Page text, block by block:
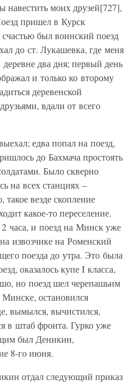
моих друзей[727],
пришел в Курск
был воинский поезд
до ст. Лукашевка, где меня
два дня; первый день
и только ко второму
деревенской
вдали от всего
едва попал на поезд,
до Бахмача простоять
Было скверно
на всех станциях –
везде скопление
какое-то переселение.
часа, и поезд на Минск уже
извозчике на Роменский
поезда до утра. Это была
оказалось купе I класса,
но поезд шел черепашьим
остановился
вымылся, вычистился,
в штаб фронта. Гурко уже
был Деникин,
8-го июня.
отдал следующий приказ